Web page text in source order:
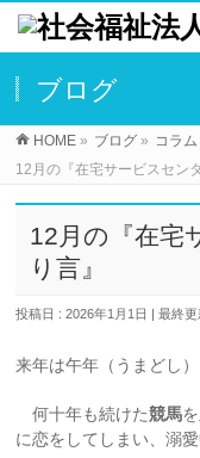
ブログ
HOME » ブログ » コラム
12月の『在宅サービスセン
12月の『在宅
り言』
投稿日 : 2026年1月1日 最終更
来年は午年（うまどし）
何十年も続けた競馬
に恋をしてしまい、溺愛